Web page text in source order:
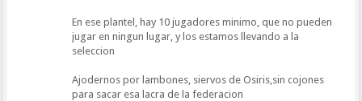
En ese plantel, hay 10 jugadores minimo, que no pueden
jugar en ningun lugar, y los estamos llevando a la
seleccion
Ajodernos por lambones, siervos de Osiris,sin cojones
para sacar esa lacra de la federacion